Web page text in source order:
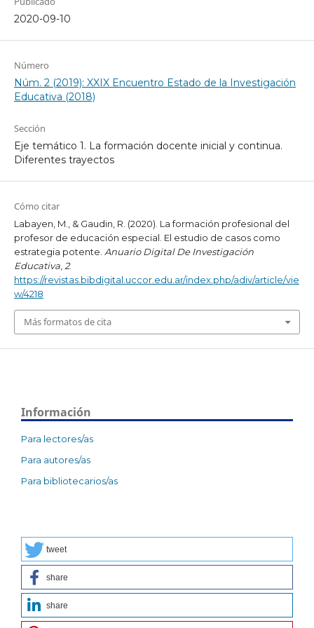
2020-09-10
Número
Núm. 2 (2019): XXIX Encuentro Estado de la Investigación
Educativa (2018)
Sección
Eje temático 1. La formación docente inicial y continua.
Diferentes trayectos
Cómo citar
Labayen, M., & Gaudin, R. (2020). La formación profesional del
profesor de educación especial. El estudio de casos como
estrategia potente. Anuario Digital De Investigación
Educativa, 2.
https://revistas.bibdigital.uccor.edu.ar/index.php/adiv/article/vie
w/4218
Más formatos de cita
Información
Para lectores/as
Para autores/as
Para bibliotecarios/as
tweet
share
share